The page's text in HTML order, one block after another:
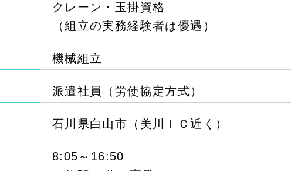
クレーン・玉掛資格
（組立の実務経験者は優遇）
機械組立
派遣社員（労使協定方式）
石川県白山市（美川ＩＣ近く）
8:05～16:50